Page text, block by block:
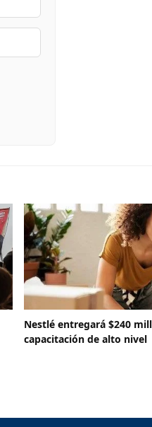
Nestlé entregará $240
capacitación de alto nivel